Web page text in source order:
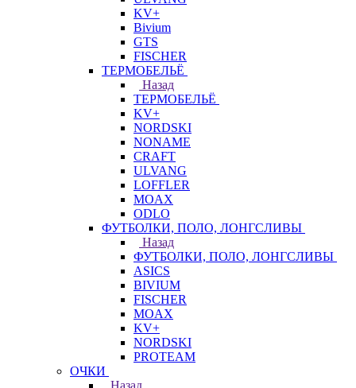
KV+
Bivium
GTS
FISCHER
ТЕРМОБЕЛЬЁ
Назад
ТЕРМОБЕЛЬЁ
KV+
NORDSKI
NONAME
CRAFT
ULVANG
LOFFLER
MOAX
ODLO
ФУТБОЛКИ, ПОЛО, ЛОНГСЛИВЫ
Назад
ФУТБОЛКИ, ПОЛО, ЛОНГСЛИВЫ
ASICS
BIVIUM
FISCHER
MOAX
KV+
NORDSKI
PROTEAM
ОЧКИ
Назад